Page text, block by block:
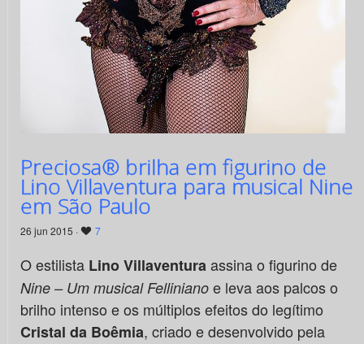
Preciosa® brilha em figurino de
Lino Villaventura para musical Nine
em São Paulo
26 jun 2015 · 7
O estilista Lino Villaventuraassina o figurino de
Nine – Um musical Fellinianoe leva aos palcos o
brilho intenso e os múltiplos efeitos do legítimo
Cristal da Boêmia, criado e desenvolvido pela